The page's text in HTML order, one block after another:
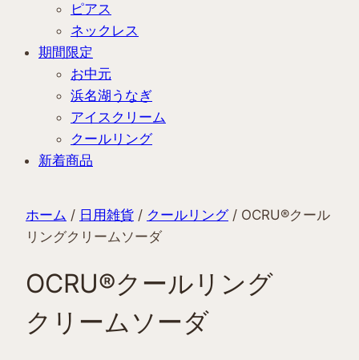
ピアス
ネックレス
期間限定
お中元
浜名湖うなぎ
アイスクリーム
クールリング
新着商品
ホーム / 日用雑貨 / クールリング/ OCRU®クール
リングクリームソーダ
OCRU®クールリング
クリームソーダ